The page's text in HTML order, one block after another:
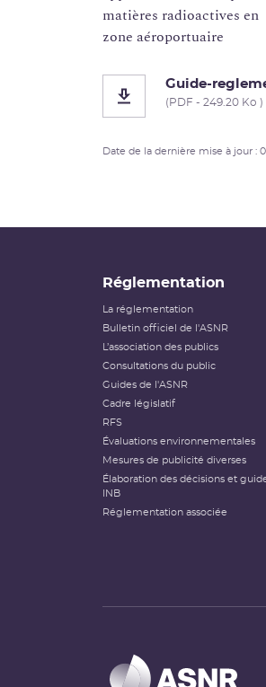
Guide-
(PDF - 249.20 Ko )
Date de la dernière mise à jour :
Réglementation
La réglementation
Bulletin officiel de l'ASNR
L’association des publics
Consultations du public
Guides de l'ASNR
Cadre législatif
RFS
Évaluations environnementales
Mesures de publicité diverses
Élaboration des décisions et
INB
Réglementation associée